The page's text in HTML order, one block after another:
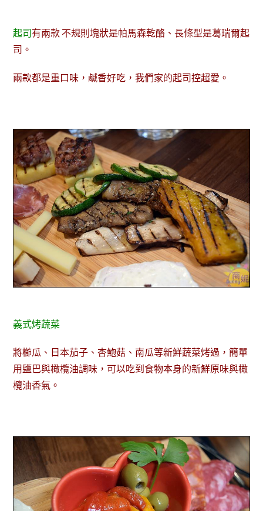
起司有兩款 不規則塊狀是帕馬森乾酪、長條型是葛瑞爾起
司。
兩款都是重口味，鹹香好吃，我們家的起司控超愛。
義式烤蔬菜
將櫛瓜、日本茄子、杏鮑菇、南瓜等新鮮蔬菜烤過，簡單
用鹽巴與橄欖油調味，可以吃到食物本身的新鮮原味與橄
欖油香氣。